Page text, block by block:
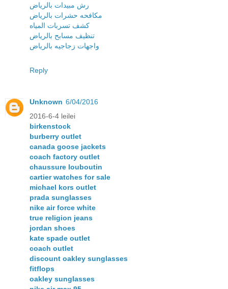
رش مبيدات بالرياض
مكافحه حشرات بالرياض
كشف تسربات المياه
تنظيف مسابح بالرياض
واجهات زجاجيه بالرياض
Reply
Unknown 6/04/2016
2016-6-4 leilei
birkenstock
burberry outlet
canada goose jackets
coach factory outlet
chaussure louboutin
cartier watches for sale
michael kors outlet
prada sunglasses
nike air force white
true religion jeans
jordan shoes
kate spade outlet
coach outlet
discount oakley sunglasses
fitflops
oakley sunglasses